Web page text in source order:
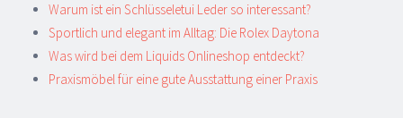
Warum ist ein Schlüsseletui Leder so interessant?
Sportlich und elegant im Alltag: Die Rolex Daytona
Was wird bei dem Liquids Onlineshop entdeckt?
Praxismöbel für eine gute Ausstattung einer Praxis